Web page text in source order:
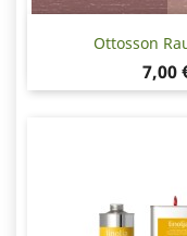
Ottosson
7,00